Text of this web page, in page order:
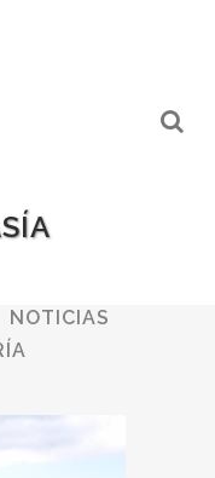
NOTICIAS